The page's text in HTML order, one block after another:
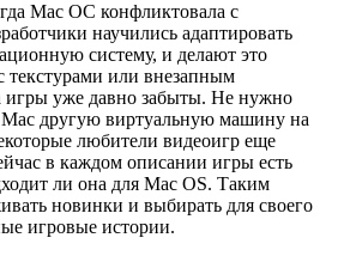
Mac OC конфликтовала с
научились адаптировать
систему, и делают это
текстурами или внезапным
игры уже давно забыты. Не нужно
Mac другую виртуальную машину на
любители видеоигр еще
в каждом описании игры есть
ли она для Mac OS. Таким
новинки и выбирать для своего
игровые истории.